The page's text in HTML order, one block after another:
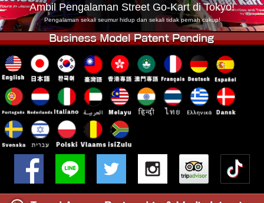
Ambil Pengalaman Street Go-Kart di Tokyo!
Pengalaman sekali seumur hidup dan sekali tidak pernah cukup!